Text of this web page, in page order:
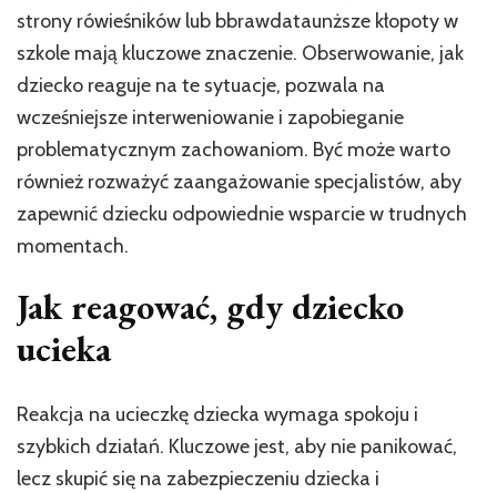
strony rówieśników lub bbrawdataunższe kłopoty w
szkole mają kluczowe znaczenie. Obserwowanie, jak
dziecko reaguje na te sytuacje, pozwala na
wcześniejsze interweniowanie i zapobieganie
problematycznym zachowaniom. Być może warto
również rozważyć zaangażowanie specjalistów, aby
zapewnić dziecku odpowiednie wsparcie w trudnych
momentach.
Jak reagować, gdy dziecko
ucieka
Reakcja na ucieczkę dziecka wymaga spokoju i
szybkich działań. Kluczowe jest, aby nie panikować,
lecz skupić się na zabezpieczeniu dziecka i